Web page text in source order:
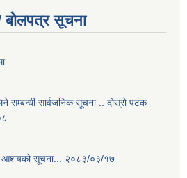
बोलपत्र सूचना
सम्बन्धी सार्वजनिक सूचना .. दोस्रो पटक
आशयको सूचना... २०८३/०३/१७